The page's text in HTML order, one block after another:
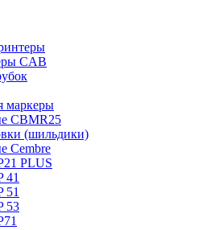
CAB
маркеры
CBMR25
(шильдики)
Cembre
PLUS
41
51
53